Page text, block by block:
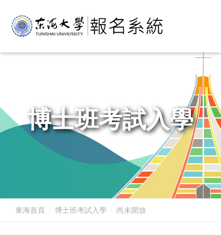
博士班考試入學
東海首頁 博士班考試入學 尚未開放